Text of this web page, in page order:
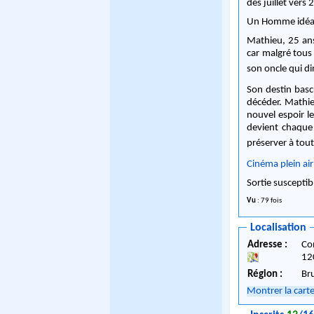
dès juillet vers
Un Homme
Mathieu, 25
car malgré
son oncle qui
Son destin
décéder.
nouvel espoir
devient
préserver à tout
Cinéma plein
Sortie
Vu : 79 fois
Localisation
Adresse :
Région :
Montrer la